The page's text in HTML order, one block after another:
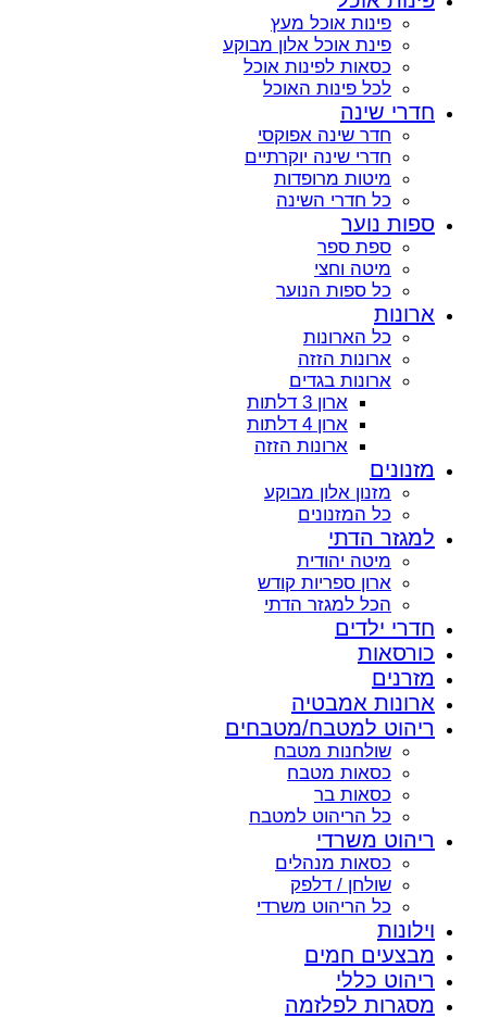
פינות אוכל מעץ
פינת אוכל אלון מבוקע
כסאות לפינות אוכל
לכל פינות האוכל
חדרי שינה
חדר שינה אפוקסי
חדרי שינה יוקרתיים
מיטות מרופדות
כל חדרי השינה
ספות נוער
ספת ספר
מיטה וחצי
כל ספות הנוער
ארונות
כל הארונות
ארונות הזזה
ארונות בגדים
ארון 3 דלתות
ארון 4 דלתות
ארונות הזזה
מזנונים
מזנון אלון מבוקע
כל המזנונים
למגזר הדתי
מיטה יהודית
ארון ספריות קודש
הכל למגזר הדתי
חדרי ילדים
כורסאות
מזרנים
ארונות אמבטיה
ריהוט למטבח/מטבחים
שולחנות מטבח
כסאות מטבח
כסאות בר
כל הריהוט למטבח
ריהוט משרדי
כסאות מנהלים
שולחן / דלפק
כל הריהוט משרדי
וילונות
מבצעים חמים
ריהוט כללי
מסגרות לפלזמה